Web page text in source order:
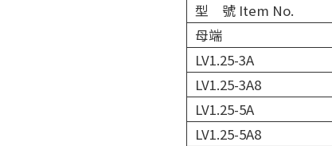
型 號 Item No.
母端
LV1.25-3A
LV1.25-3A8
LV1.25-5A
LV1.25-5A8